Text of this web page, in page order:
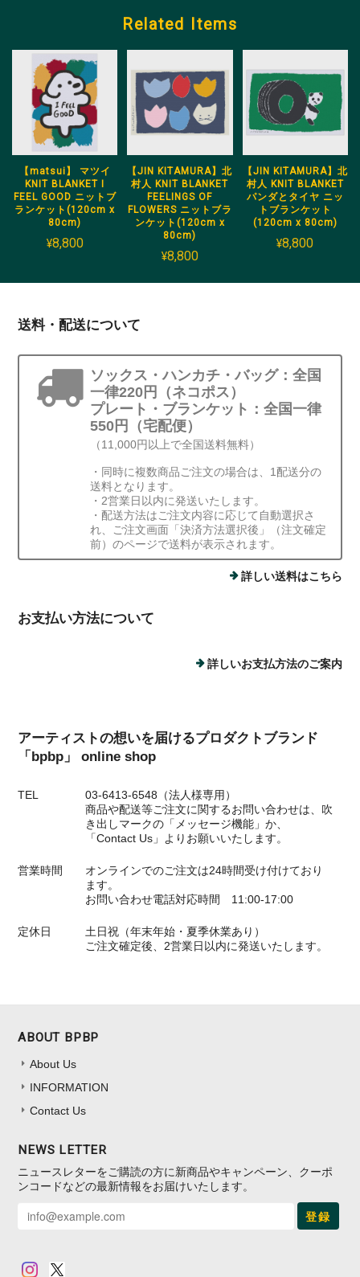
Related Items
【matsui】 マツイ
KNIT BLANKET I
FEEL GOOD ニットブ
ランケット(120cm x
80cm)
¥8,800
【JIN KITAMURA】北
村人 KNIT BLANKET
FEELINGS OF
FLOWERS ニットブラ
ンケット(120cm x
80cm)
¥8,800
【JIN KITAMURA】北
村人 KNIT BLANKET
パンダとタイヤ ニッ
トブランケット
(120cm x 80cm)
¥8,800
送料・配送について
ソックス・ハンカチ・バッグ：全国
一律220円（ネコポス）
プレート・ブランケット：全国一律
550円（宅配便）
（11,000円以上で全国送料無料）
・同時に複数商品ご注文の場合は、1配送分の
送料となります。
・2営業日以内に発送いたします。
・配送方法はご注文内容に応じて自動選択さ
れ、ご注文画面「決済方法選択後」（注文確定
前）のページで送料が表示されます。
詳しい送料はこちら
お支払い方法について
詳しいお支払方法のご案内
アーティストの想いを届けるプロダクトブランド
「bpbp」 online shop
TEL
03-6413-6548（法人様専用）
商品や配送等ご注文に関するお問い合わせは、吹
き出しマークの「メッセージ機能」か、
「Contact Us」よりお願いいたします。
営業時間
オンラインでのご注文は24時間受け付けており
ます。
お問い合わせ電話対応時間 11:00-17:00
定休日
土日祝（年末年始・夏季休業あり）
ご注文確定後、2営業日以内に発送いたします。
ABOUT BPBP
About Us
INFORMATION
Contact Us
NEWS LETTER
ニュースレターをご購読の方に新商品やキャンペーン、クーポ
ンコードなどの最新情報をお届けいたします。
登録